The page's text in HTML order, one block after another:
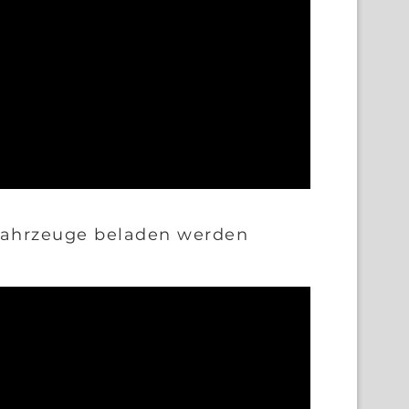
beladen werden